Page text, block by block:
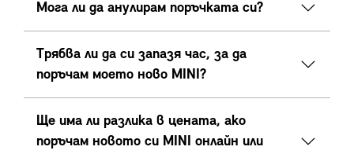
Мога ли да анулирам поръчката си?
Трябва ли да си запазя час, за да
поръчам моето ново MINI?
Ще има ли разлика в цената, ако
поръчам новото си MINI онлайн или